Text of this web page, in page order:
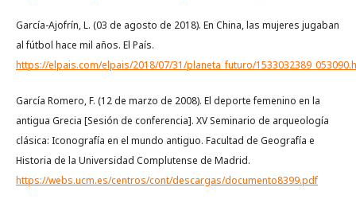
García-Ajofrín, L. (03 de agosto de 2018). En China, las mujeres jugaban
al fútbol hace mil años. El País.
https://elpais.com/elpais/2018/07/31/planeta_futuro/
García Romero, F. (12 de marzo de 2008). El deporte femenino en la
antigua Grecia [Sesión de conferencia]. XV Seminario de arqueología
clásica: Iconografía en el mundo antiguo. Facultad de Geografía e
Historia de la Universidad Complutense de Madrid.
https://webs.ucm.es/centros/cont/descargas/documento8399.pdf